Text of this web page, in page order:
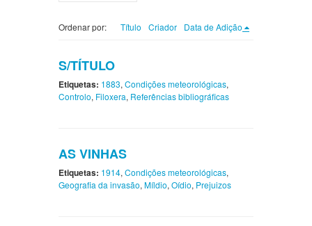
Ordenar por: Título Criador Data de Adição
S/TÍTULO
Etiquetas: 1883, Condições meteorológicas,
Controlo, Filoxera, Referências bibliográficas
AS VINHAS
Etiquetas: 1914, Condições meteorológicas,
Geografia da invasão, Míldio, Oídio, Prejuizos